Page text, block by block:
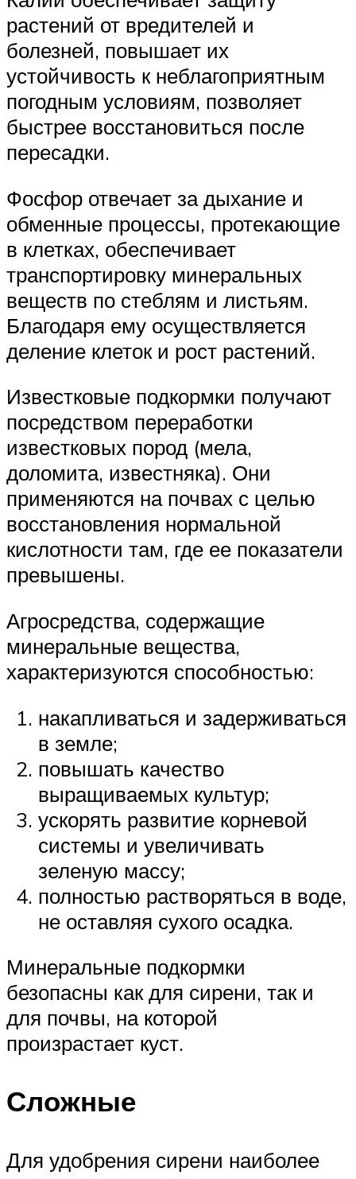
растений от вредителей и
болезней, повышает их
устойчивость к неблагоприятным
погодным условиям, позволяет
быстрее восстановиться после
пересадки.
Фосфор отвечает за дыхание и
обменные процессы, протекающие
в клетках, обеспечивает
транспортировку минеральных
веществ по стеблям и листьям.
Благодаря ему осуществляется
деление клеток и рост растений.
Известковые подкормки получают
посредством переработки
известковых пород (мела,
доломита, известняка). Они
применяются на почвах с целью
восстановления нормальной
кислотности там, где ее показатели
превышены.
Агросредства, содержащие
минеральные вещества,
характеризуются способностью:
накапливаться и задерживаться
в земле;
повышать качество
выращиваемых культур;
ускорять развитие корневой
системы и увеличивать
зеленую массу;
полностью растворяться в воде,
не оставляя сухого осадка.
Минеральные подкормки
безопасны как для сирени, так и
для почвы, на которой
произрастает куст.
Сложные
Для удобрения сирени наиболее